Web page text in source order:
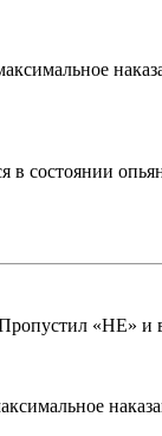
состоянии
«НЕ»